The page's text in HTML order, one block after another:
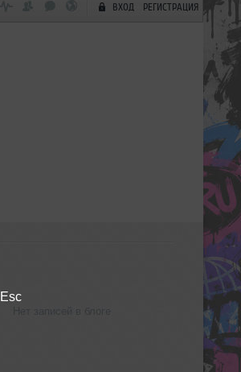
Esc
ВХОД РЕГИСТРАЦИЯ